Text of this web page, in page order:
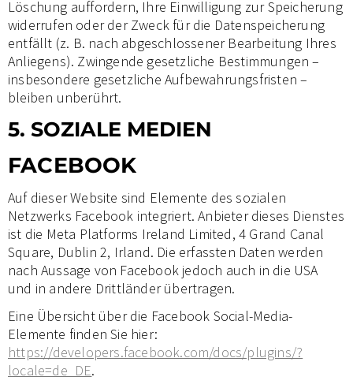
Löschung auffordern, Ihre Einwilligung zur Speicherung
widerrufen oder der Zweck für die Datenspeicherung
entfällt (z. B. nach abgeschlossener Bearbeitung Ihres
Anliegens). Zwingende gesetzliche Bestimmungen –
insbesondere gesetzliche Aufbewahrungsfristen –
bleiben unberührt.
5. SOZIALE MEDIEN
FACEBOOK
Auf dieser Website sind Elemente des sozialen
Netzwerks Facebook integriert. Anbieter dieses Dienstes
ist die Meta Platforms Ireland Limited, 4 Grand Canal
Square, Dublin 2, Irland. Die erfassten Daten werden
nach Aussage von Facebook jedoch auch in die USA
und in andere Drittländer übertragen.
Eine Übersicht über die Facebook Social-Media-
Elemente finden Sie hier:
https://developers.facebook.com/docs/plugins/?
locale=de_DE.